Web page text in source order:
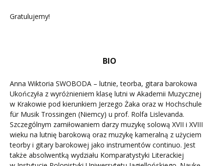
Gratulujemy!
BIO
Anna Wiktoria SWOBODA – lutnie, teorba, gitara barokowa
Ukończyła z wyróżnieniem klasę lutni w Akademii Muzycznej
w Krakowie pod kierunkiem Jerzego Żaka oraz w Hochschule
für Musik Trossingen (Niemcy) u prof. Rolfa Lislevanda.
Szczególnym zamiłowaniem darzy muzykę solową XVII i XVIII
wieku na lutnię barokową oraz muzykę kameralną z użyciem
teorby i gitary barokowej jako instrumentów continuo. Jest
także absolwentką wydziału Komparatystyki Literackiej